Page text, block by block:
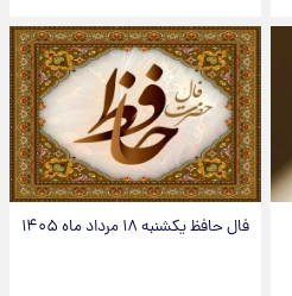
فال حافظ یکشنبه ۱۸ مرداد ماه ۱۴۰۵